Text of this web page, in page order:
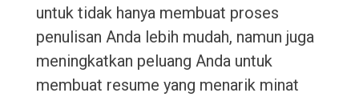
untuk tidak hanya membuat proses
penulisan Anda lebih mudah, namun juga
meningkatkan peluang Anda untuk
membuat resume yang menarik minat